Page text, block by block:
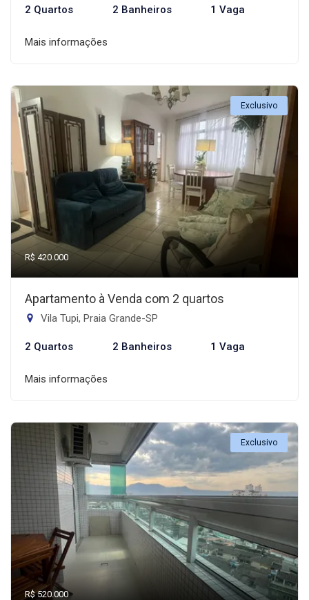
2 Quartos 2 Banheiros 1 Vaga
Mais informações
Exclusivo
R$ 420.000
Apartamento à Venda com 2 quartos
Vila Tupi, Praia Grande-SP
2 Quartos 2 Banheiros 1 Vaga
Mais informações
Exclusivo
R$ 520.000